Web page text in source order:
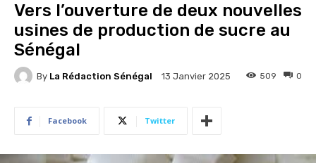
Vers l’ouverture de deux nouvelles
usines de production de sucre au
Sénégal
By La Rédaction Sénégal 13 Janvier 2025 0
509
Facebook Twitter